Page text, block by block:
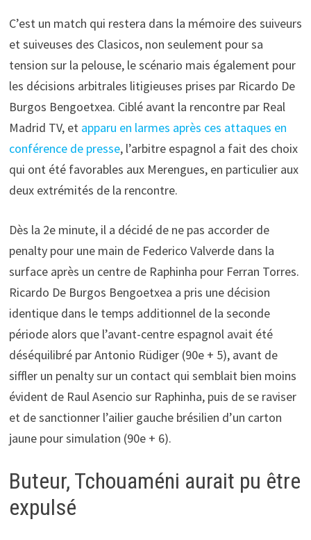
C’est un match qui restera dans la mémoire des suiveurs
et suiveuses des Clasicos, non seulement pour sa
tension sur la pelouse, le scénario mais également pour
les décisions arbitrales litigieuses prises par Ricardo De
Burgos Bengoetxea. Ciblé avant la rencontre par Real
Madrid TV, et apparu en larmes après ces attaques en
conférence de presse, l’arbitre espagnol a fait des choix
qui ont été favorables aux Merengues, en particulier aux
deux extrémités de la rencontre.
Dès la 2e minute, il a décidé de ne pas accorder de
penalty pour une main de Federico Valverde dans la
surface après un centre de Raphinha pour Ferran Torres.
Ricardo De Burgos Bengoetxea a pris une décision
identique dans le temps additionnel de la seconde
période alors que l’avant-centre espagnol avait été
déséquilibré par Antonio Rüdiger (90e + 5), avant de
siffler un penalty sur un contact qui semblait bien moins
évident de Raul Asencio sur Raphinha, puis de se raviser
et de sanctionner l’ailier gauche brésilien d’un carton
jaune pour simulation (90e + 6).
Buteur, Tchouaméni aurait pu être
expulsé